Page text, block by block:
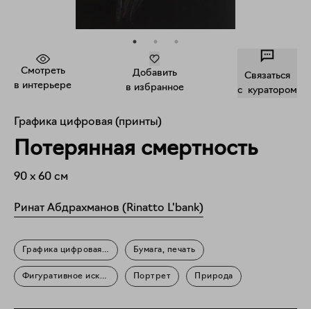
Смотреть
в интерьере
Добавить
в избранное
Связаться
c куратором
Графика цифровая (принты)
Потерянная смертность
90 x 60 см
Ринат Абдрахманов (Rinatto L'bank)
Графика цифровая (принты)Бумага, печать
Фигуративное искусство Портрет Природа